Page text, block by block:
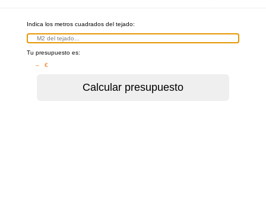
Indica los metros cuadrados del tejado:
Tu presupuesto es:
– €